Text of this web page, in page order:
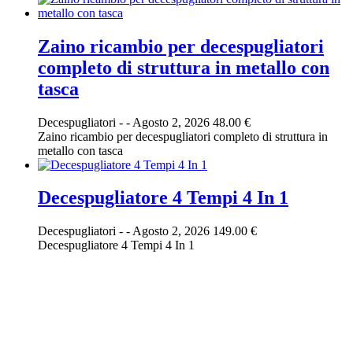
Zaino ricambio per decespugliatori
completo di struttura in metallo con
tasca
Decespugliatori - - Agosto 2, 2026 48.00 €
Zaino ricambio per decespugliatori completo di struttura in
metallo con tasca
Decespugliatore 4 Tempi 4 In 1
Decespugliatori - - Agosto 2, 2026 149.00 €
Decespugliatore 4 Tempi 4 In 1